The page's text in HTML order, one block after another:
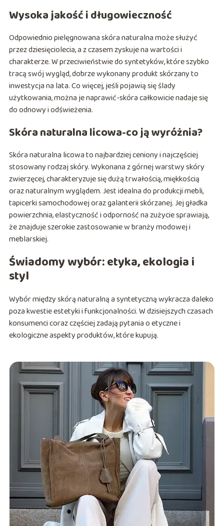
Wysoka jakość i długowieczność
Odpowiednio pielęgnowana skóra naturalna może służyć
przez dziesięciolecia, a z czasem zyskuje na wartości i
charakterze. W przeciwieństwie do syntetyków, które szybko
tracą swój wygląd, dobrze wykonany produkt skórzany to
inwestycja na lata. Co więcej, jeśli pojawią się ślady
użytkowania, można je naprawić-skóra całkowicie nadaje się
do odnowy i odświeżenia.
Skóra naturalna licowa-co ją wyróżnia?
Skóra naturalna licowa to najbardziej ceniony i najczęściej
stosowany rodzaj skóry. Wykonana z górnej warstwy skóry
zwierzęcej, charakteryzuje się dużą trwałością, miękkością
oraz naturalnym wyglądem. Jest idealna do produkcji mebli,
tapicerki samochodowej oraz galanterii skórzanej. Jej gładka
powierzchnia, elastyczność i odporność na zużycie sprawiają,
że znajduje szerokie zastosowanie w branży modowej i
meblarskiej.
Świadomy wybór: etyka, ekologia i
styl
Wybór między skórą naturalną a syntetyczną wykracza daleko
poza kwestie estetyki i funkcjonalności. W dzisiejszych czasach
konsumenci coraz częściej zadają pytania o etyczne i
ekologiczne aspekty produktów, które kupują.